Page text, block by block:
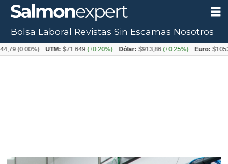
Bolsa Laboral Revistas Sin Escamas Nosotros
UTM: $71.649(+0.20%) Dólar: $913,86(+0.25%) Euro: $1053,08(-